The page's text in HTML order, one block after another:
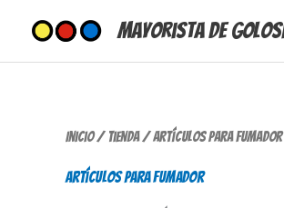
contenido
Mayorista de
Inicio/ Tienda / Artículos para fumador
Artículos para fumador
por